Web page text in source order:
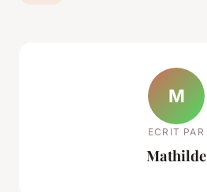
M
ECRIT PAR
Mathilde